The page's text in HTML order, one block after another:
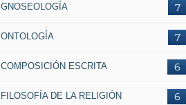
7
GNOSEOLOGÍA
7
ONTOLOGÍA
6
COMPOSICIÓN ESCRITA
6
FILOSOFÍA DE LA RELIGIÓN